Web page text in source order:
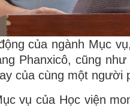
của ngành Mục
Phanxicô, cũng
của cùng một
vụ của Học viện